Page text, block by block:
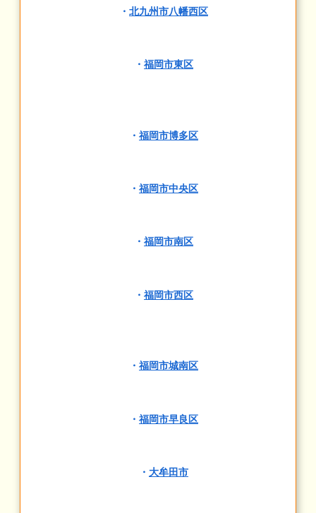
・ 北九州市八幡西区
・ 福岡市東区
・ 福岡市博多区
・ 福岡市中央区
・ 福岡市南区
・ 福岡市西区
・ 福岡市城南区
・ 福岡市早良区
・ 大牟田市